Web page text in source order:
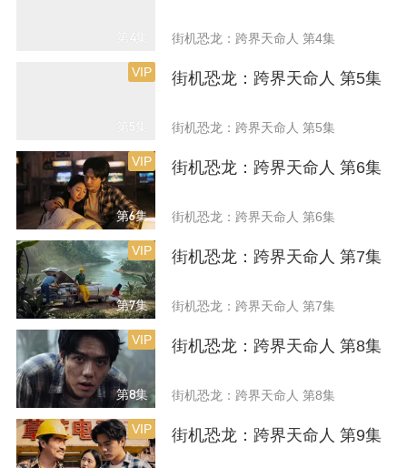
第4集 街机恐龙：跨界天命人 第4集
第5集
VIP 街机恐龙：跨界天命人 第5集
街机恐龙：跨界天命人 第5集
第6集
VIP 街机恐龙：跨界天命人 第6集
街机恐龙：跨界天命人 第6集
第7集
VIP 街机恐龙：跨界天命人 第7集
街机恐龙：跨界天命人 第7集
第8集
VIP 街机恐龙：跨界天命人 第8集
街机恐龙：跨界天命人 第8集
VIP 街机恐龙：跨界天命人 第9集